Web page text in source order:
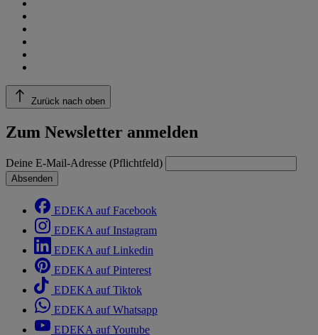
Zurück nach oben
Zum Newsletter anmelden
Deine E-Mail-Adresse (Pflichtfeld)
Absenden
EDEKA auf Facebook
EDEKA auf Instagram
EDEKA auf Linkedin
EDEKA auf Pinterest
EDEKA auf Tiktok
EDEKA auf Whatsapp
EDEKA auf Youtube